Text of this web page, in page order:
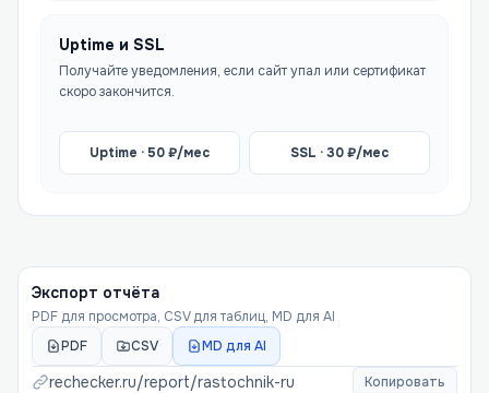
Uptime и SSL
Получайте уведомления, если сайт упал или сертификат
скоро закончится.
Uptime ·50₽/мес SSL ·30₽/мес
Экспорт отчёта
PDF для просмотра, CSV для таблиц, MD для AI
PDF
CSV MD для AI
rechecker.ru/report/rastochnik-ru Копировать